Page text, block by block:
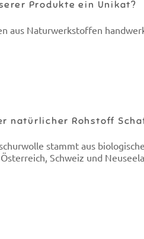
Produkte ein Unikat?
aus Naturwerkstoffen
natürlicher Rohstoff
stammt aus
Schweiz und